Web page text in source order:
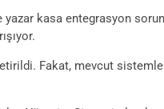
kasa entegrasyon
Fakat, mevcut